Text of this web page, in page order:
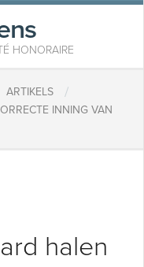
HONORAIRE
ARTIKELS /
INNING VAN
halen